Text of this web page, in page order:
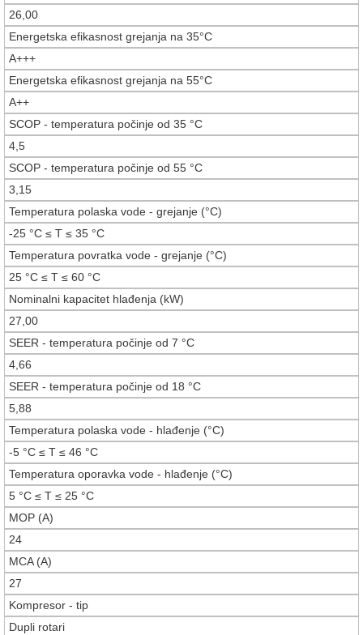
26,00
Energetska efikasnost grejanja na 35°C
A+++
Energetska efikasnost grejanja na 55°C
A++
SCOP - temperatura počinje od 35 °C
4,5
SCOP - temperatura počinje od 55 °C
3,15
Temperatura polaska vode - grejanje (°C)
-25 °C ≤ T ≤ 35 °C
Temperatura povratka vode - grejanje (°C)
25 °C ≤ T ≤ 60 °C
Nominalni kapacitet hlađenja (kW)
27,00
SEER - temperatura počinje od 7 °C
4,66
SEER - temperatura počinje od 18 °C
5,88
Temperatura polaska vode - hlađenje (°C)
-5 °C ≤ T ≤ 46 °C
Temperatura oporavka vode - hlađenje (°C)
5 °C ≤ T ≤ 25 °C
MOP (A)
24
MCA (A)
27
Kompresor - tip
Dupli rotari